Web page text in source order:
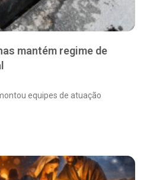
mantém regime de
equipes de atuação